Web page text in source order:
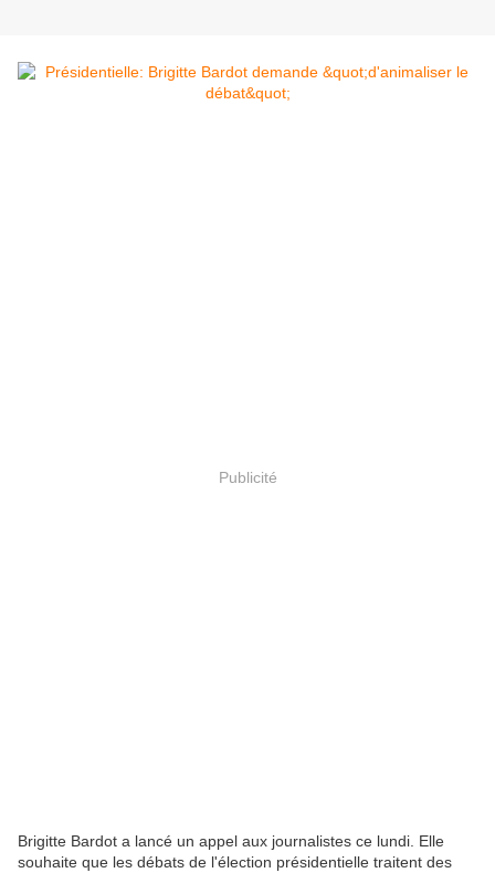
Publicité
Brigitte Bardot a lancé un appel aux journalistes ce lundi. Elle
souhaite que les débats de l'élection présidentielle traitent des